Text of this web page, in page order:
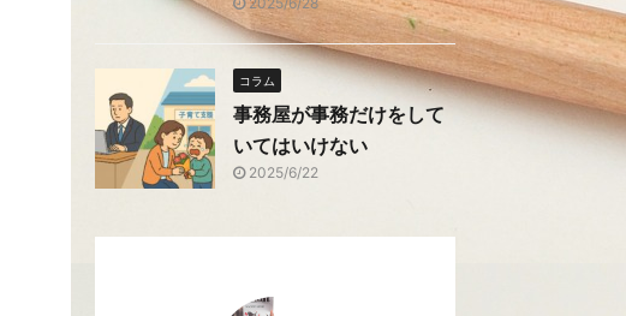
コラム
事務屋が事務だけをして
いてはいけない
2025/6/22